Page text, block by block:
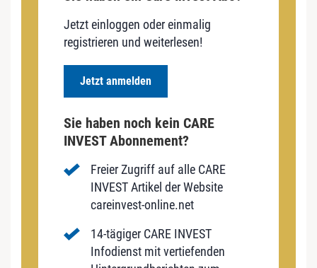
Jetzt einloggen oder einmalig
registrieren und weiterlesen!
Jetzt anmelden
Sie haben noch kein CARE
INVEST Abonnement?
Freier Zugriff auf alle CARE
INVEST Artikel der Website
careinvest-online.net
14-tägiger CARE INVEST
Infodienst mit vertiefenden